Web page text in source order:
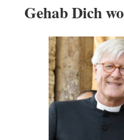
Gehab Dich